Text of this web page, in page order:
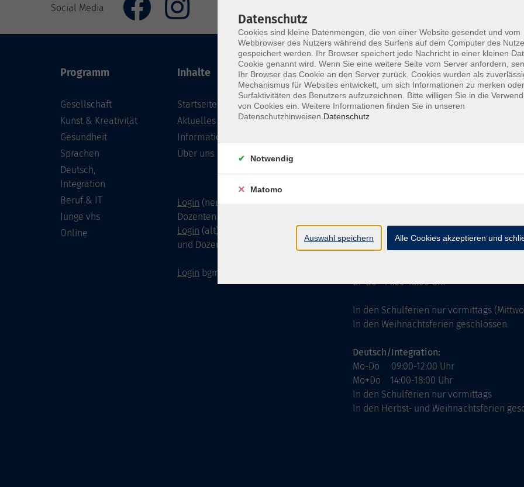
Social Media
Programm
Gesellschaft
Kunst & Kreativität
Gesundheit
Sprachen
Deutsch,
Integration
Beruf & IT
Junge vhs
Online
Inhalte
Startseite
Aktuelles
Informationen
Über uns
Login (neu) für Dozentinnen und
Dozenten
Login (alt) für Dozentinnen
und Dozenten
Login bgm-cloud
Volkshochschule im Lkr. Erding
Zweckverband Volkshochschule im Lkr.
Lethnerstr. 13
85435 ErdingGoogleMaps®
Servicezeiten
allgemein:
Di+Do 14:00-18:00 Uhr
In den Schulferien nur vormittags
In den Weihnachtsferien geschlossen
Deutsch/Integration:
Mo-Do 09:00-12:00 Uhr
Mo+Do 14:00-18:00 Uhr
In den Schulferien nur vormittags
In den Herbst- und Weihnachtsferien
Datenschutz
Cookies sind kleine Datenmengen, die von einer Website gesendet und vom
Webbrowser des Nutzers während des Surfens auf dem Computer des
gespeichert werden. Ihr Browser speichert jede Nachricht in einer kleinen
Cookie genannt wird. Wenn Sie eine weitere Seite vom Server anfordern,
Ihr Browser das Cookie an den Server zurück. Cookies wurden als
Mechanismus für Websites entwickelt, um sich Informationen zu merken
Surfaktivitäten des Benutzers aufzuzeichnen. Bitte willigen Sie in die
von Cookies ein. Weitere Informationen finden Sie in unseren
Datenschutzhinweisen. Datenschutz
Notwendig
Matomo
Auswahl speichern Alle Cookies akzeptieren und